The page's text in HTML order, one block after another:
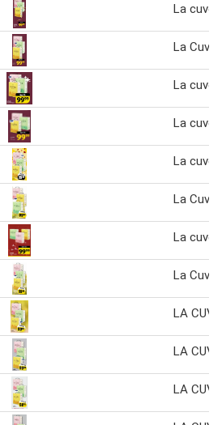
La
La
La
La
La
La
La
La
LA
LA
LA